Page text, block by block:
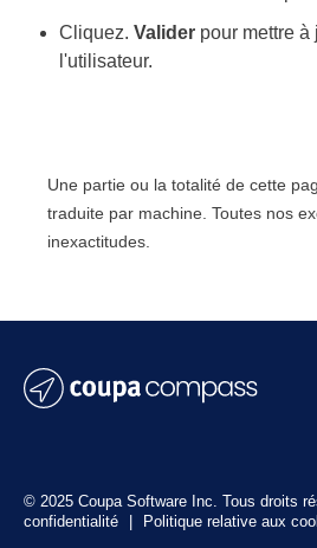
Cliquez. Valider pour mettre
l'utilisateur.
Une partie ou la totalité de cette
traduite par machine. Toutes nos
inexactitudes.
© 2025 Coupa Software Inc. Tous droits
confidentialité
Politique relative aux